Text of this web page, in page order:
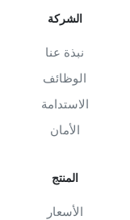
الشركة
نبذة عنا
الوظائف
الاستدامة
الأمان
المنتج
الأسعار